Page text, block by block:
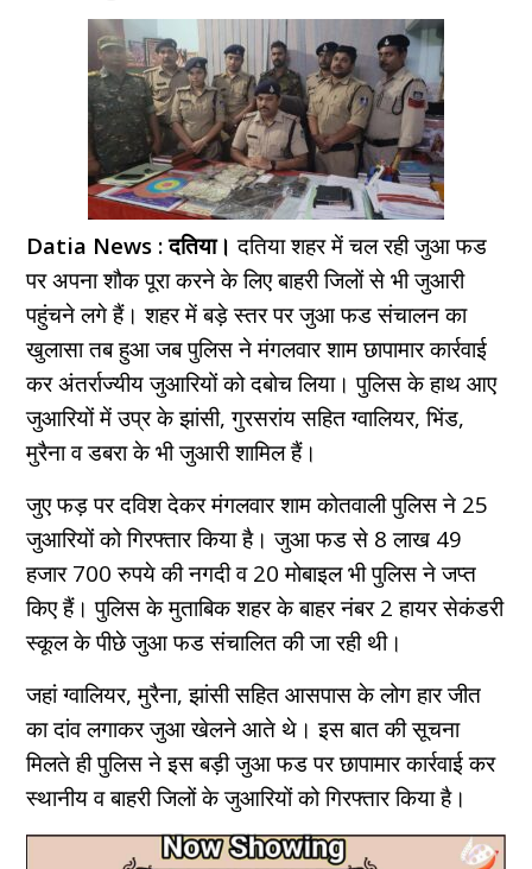
Datia News : दतिया। दतिया शहर में चल रही जुआ फड
पर अपना शौक पूरा करने के लिए बाहरी जिलों से भी जुआरी
पहुंचने लगे हैं। शहर में बड़े स्तर पर जुआ फड संचालन का
खुलासा तब हुआ जब पुलिस ने मंगलवार शाम छापामार कार्रवाई
कर अंतर्राज्यीय जुआरियों को दबोच लिया। पुलिस के हाथ आए
जुआरियों में उप्र के झांसी, गुरसरांय सहित ग्वालियर, भिंड,
मुरैना व डबरा के भी जुआरी शामिल हैं।
जुए फड़ पर दविश देकर मंगलवार शाम कोतवाली पुलिस ने 25
जुआरियों को गिरफ्तार किया है। जुआ फड से 8 लाख 49
हजार 700 रुपये की नगदी व 20 मोबाइल भी पुलिस ने जप्त
किए हैं। पुलिस के मुताबिक शहर के बाहर नंबर 2 हायर सेकंडरी
स्कूल के पीछे जुआ फड संचालित की जा रही थी।
जहां ग्वालियर, मुरैना, झांसी सहित आसपास के लोग हार जीत
का दांव लगाकर जुआ खेलने आते थे। इस बात की सूचना
मिलते ही पुलिस ने इस बड़ी जुआ फड पर छापामार कार्रवाई कर
स्थानीय व बाहरी जिलों के जुआरियों को गिरफ्तार किया है।